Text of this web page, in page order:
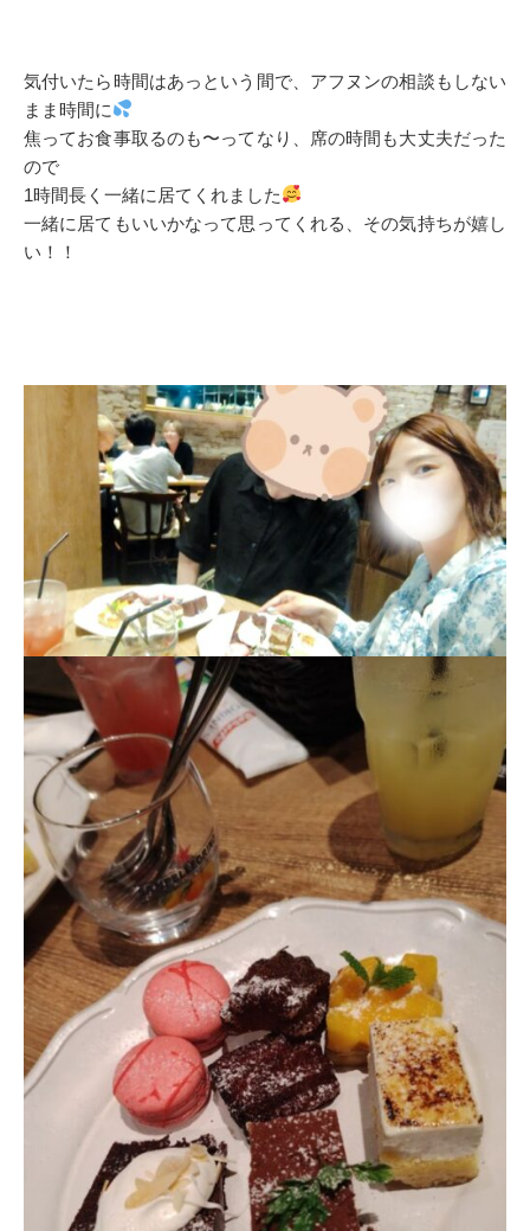
気付いたら時間はあっという間で、アフヌンの相談もしない
まま時間に
焦ってお食事取るのも〜ってなり、席の時間も大丈夫だった
ので
1時間長く一緒に居てくれました
一緒に居てもいいかなって思ってくれる、その気持ちが嬉し
い！！